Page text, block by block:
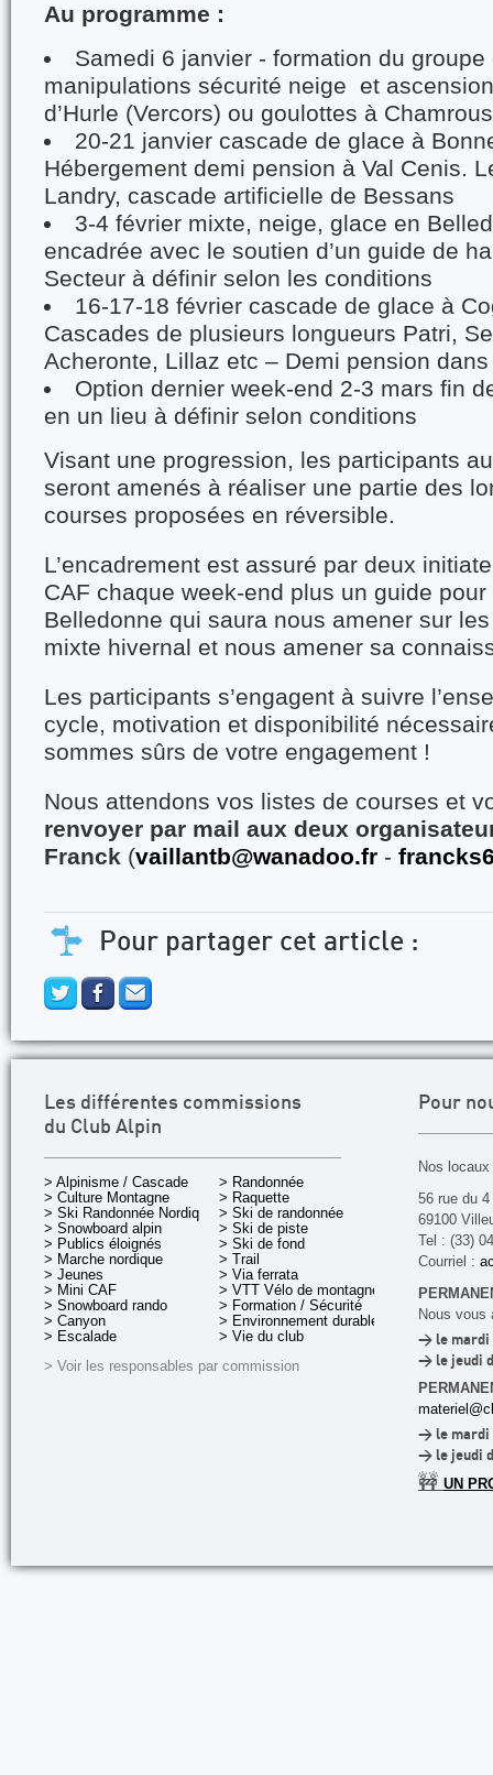
Au programme :
Samedi 6 janvier - formation du
manipulations sécurité neige et
d’Hurle (Vercors) ou goulottes à
20-21 janvier cascade de glace à
Hébergement demi pension à Val Cenis.
Landry, cascade artificielle de Bessans
3-4 février mixte, neige, glace en
encadrée avec le soutien d’un guide de
Secteur à définir selon les conditions
16-17-18 février cascade de glace à
Cascades de plusieurs longueurs Patri,
Acheronte, Lillaz etc – Demi pension
Option dernier week-end 2-3 mars fin
en un lieu à définir selon conditions
Visant une progression, les participants
seront amenés à réaliser une partie des
courses proposées en réversible.
L’encadrement est assuré par deux
CAF chaque week-end plus un guide
Belledonne qui saura nous amener sur
mixte hivernal et nous amener sa
Les participants s’engagent à suivre
cycle, motivation et disponibilité
sommes sûrs de votre engagement !
Nous attendons vos listes de courses et
renvoyer par mail aux deux
Franck (vaillantb@wanadoo.fr -
Pour partager cet article :
Les différentes commissions
du Club Alpin
> Alpinisme / Cascade
> Culture Montagne
> Ski Randonnée Nordique
> Snowboard alpin
> Publics éloignés
> Marche nordique
> Jeunes
> Mini CAF
> Snowboard rando
> Canyon
> Escalade
> Randonnée
> Raquette
> Ski de randonnée
> Ski de piste
> Ski de fond
> Trail
> Via ferrata
> VTT Vélo de montagne
> Formation / Sécurité
> Environnement durable
> Vie du club
> Voir les responsables par commission
Pour
Nos
56 rue du
69100
Tel : (33)
Courriel :
Nous vous
> le mardi
> le jeudi
> le mardi
> le jeudi
🚧 UN